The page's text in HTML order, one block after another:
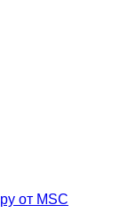
от MSC